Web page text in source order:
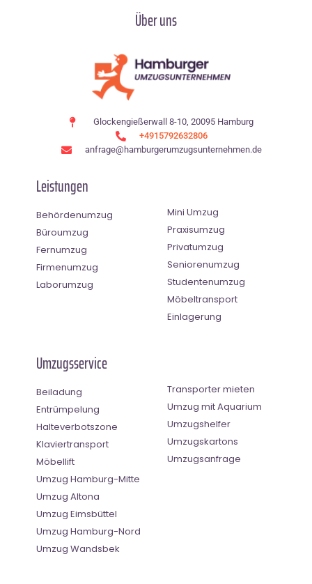
Über uns
Glockengießerwall 8-10, 20095 Hamburg
+4915792632806
anfrage@hamburgerumzugsunternehmen.de
Leistungen
Behördenumzug
Büroumzug
Fernumzug
Firmenumzug
Laborumzug
Mini Umzug
Praxisumzug
Privatumzug
Seniorenumzug
Studentenumzug
Möbeltransport
Einlagerung
Umzugsservice
Beiladung
Entrümpelung
Halteverbotszone
Klaviertransport
Möbellift
Umzug Hamburg-Mitte
Umzug Altona
Umzug Eimsbüttel
Umzug Hamburg-Nord
Umzug Wandsbek
Transporter mieten
Umzug mit Aquarium
Umzugshelfer
Umzugskartons
Umzugsanfrage